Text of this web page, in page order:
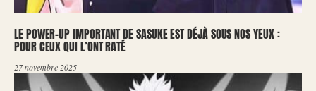
LE POWER-UP IMPORTANT DE SASUKE EST DÉJÀ SOUS NOS YEUX :
POUR CEUX QUI L’ONT RATÉ
27 novembre 2025